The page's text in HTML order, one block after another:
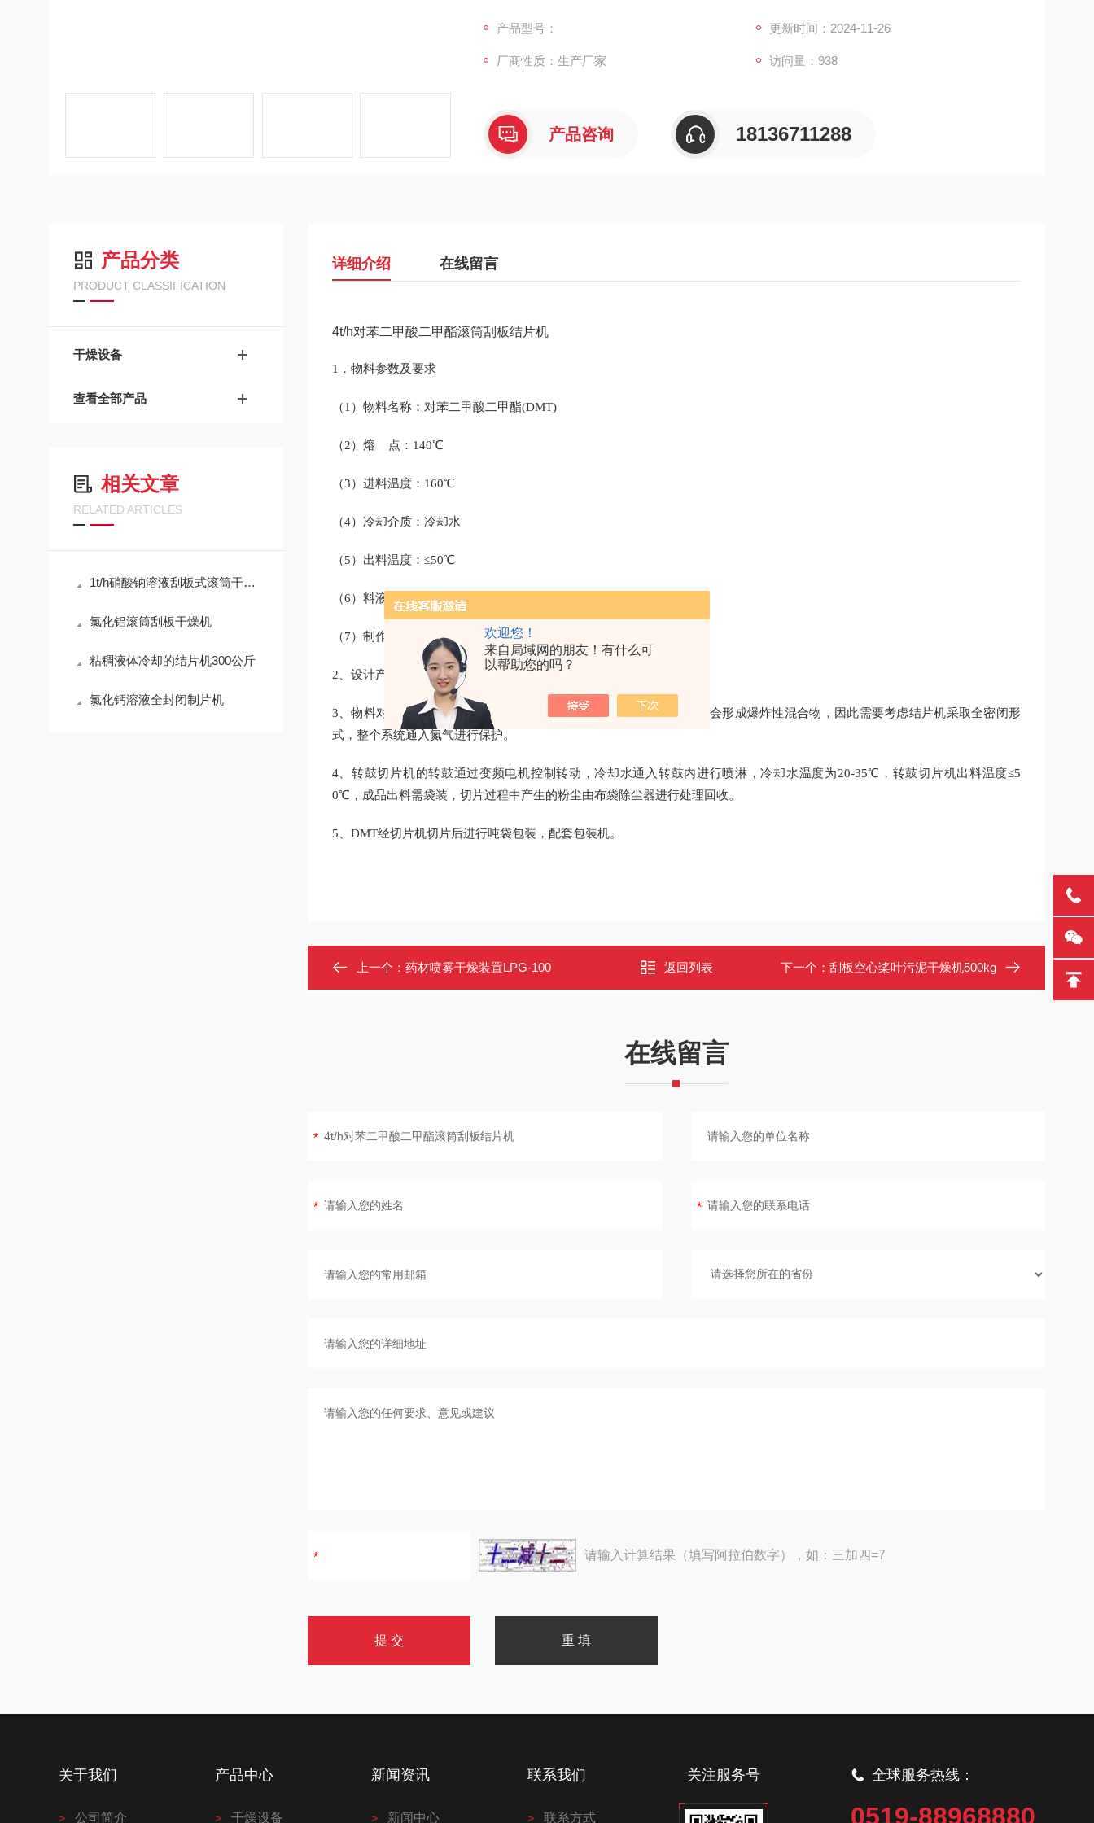
欢迎您！
来自局域网的朋友！有什么可
以帮助您的吗？
（1）物料名称：对苯二甲酸二甲酯(DMT)
（2）熔 点：140℃
（4）冷却介质：冷却水
产品型号： 更新时间：2024-11-26
厂商性质：生产厂家 访问量：938
产品咨询 18136711288
产品分类
PRODUCT CLASSIFICATION
干燥设备
查看全部产品
相关文章
RELATED ARTICLES
1t/h硝酸钠溶液刮板式滚筒干燥机
氯化铝滚筒刮板干燥机
粘稠液体冷却的结片机300公斤
氯化钙溶液全封闭制片机
详细介绍 在线留言
4t/h对苯二甲酸二甲酯滚筒刮板结片机
1．物料参数及要求
（1）物料名称：对苯二甲酸二甲酯(DMT)
（2）熔 点：140℃
（3）进料温度：160℃
（4）冷却介质：冷却水
（5）出料温度：≤50℃
（6）料液密度：1.1g/cm3
（7）制作材质:不锈钢304
2、设计产能：4t/h
3、物料对苯二甲酸二甲酯(DMT)，液体热料有升华现象，粉体与空气会形成爆炸性混合物，因此需要考虑结片机采取全密闭形
式，整个系统通入氮气进行保护。
4、转鼓切片机的转鼓通过变频电机控制转动，冷却水通入转鼓内进行喷淋，冷却水温度为20-35℃，转鼓切片机出料温度≤5
0℃，成品出料需袋装，切片过程中产生的粉尘由布袋除尘器进行处理回收。
5、DMT经切片机切片后进行吨袋包装，配套包装机。
上一个： 药材喷雾干燥装置LPG-100 返回列表 下一个： 刮板空心桨叶污泥干燥机500kg
在线留言
请输入计算结果（填写阿拉伯数字），如：三加四=7
关于我们
公司简介
产品中心
干燥设备
新闻资讯
新闻中心
联系我们
联系方式
关注服务号 全球服务热线：
0519-88968880